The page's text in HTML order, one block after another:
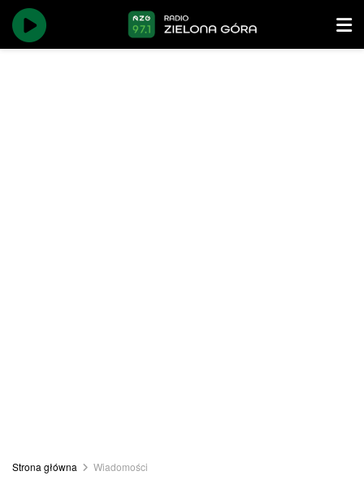
Strona główna Wiadomości